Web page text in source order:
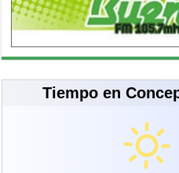
Tiempo en